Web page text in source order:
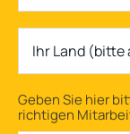
Ihr Land (bitte
Geben Sie hier
richtigen